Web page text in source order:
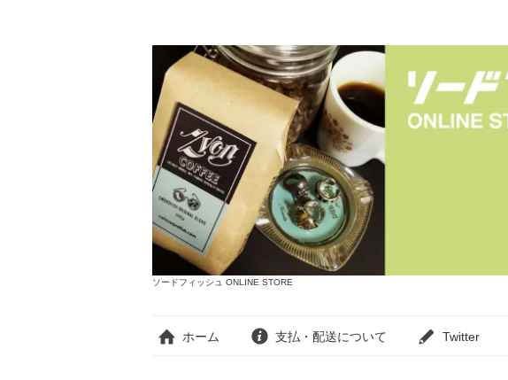
ソードフィッシュ ONLINE STORE
ホーム 支払・配送について Twitter